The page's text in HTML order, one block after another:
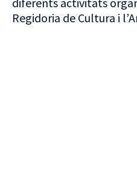
Regidoria de Cultura i